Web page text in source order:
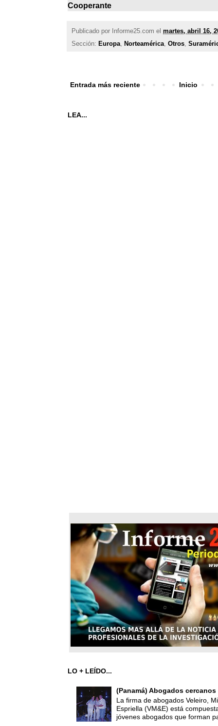
Cooperante
Publicado por Informe25.com el martes, abril 16,
Sección: Europa, Norteamérica, Otros,
Entrada más reciente Inicio
LEA...
LO + LEÍDO...
(Panamá) Abogados
La firma de abogados Veleiro,
Espriella (VM&E) está
jóvenes abogados que forman